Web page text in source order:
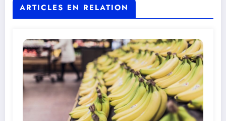
ARTICLES EN RELATION